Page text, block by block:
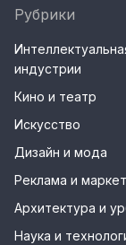
Рубрики
индустрии
Кино и театр
Искусство
Дизайн и мода
Реклама и
Архитектура и
Наука и